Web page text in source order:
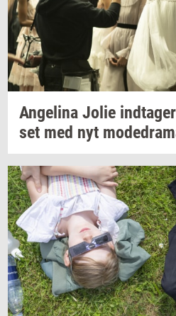
An­ge­li­na Jolie ind­ta­ger
set med nyt